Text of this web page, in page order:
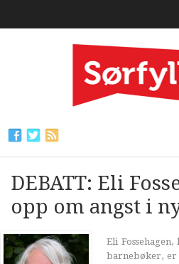
DEBATT: Eli
opp om angst i
Eli
barnebøker, er